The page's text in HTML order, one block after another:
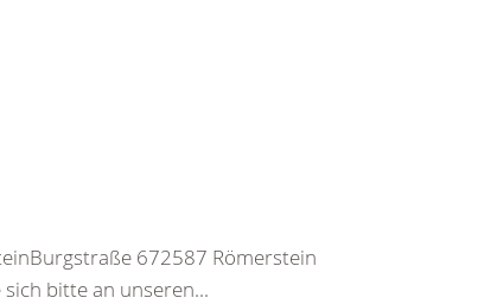
672587 Römerstein
bitte an unseren...